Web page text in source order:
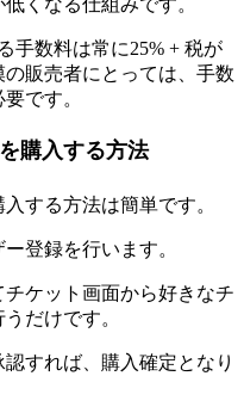
手数料は常に25% + 税が
販売者にとっては、手数
です。
購入する方法
する方法は簡単です。
登録を行います。
ケット画面から好きなチ
だけです。
すれば、購入確定となり